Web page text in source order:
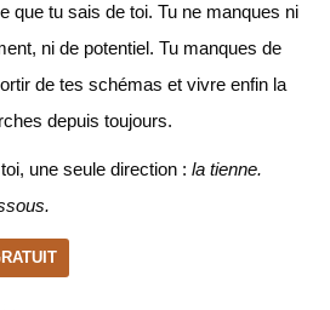
que tu sais de toi. Tu ne manques ni
ni de potentiel. Tu manques de
de tes schémas et vivre enfin la
depuis toujours.
une seule direction : la tienne.